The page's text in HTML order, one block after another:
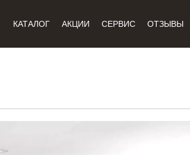
КАТАЛОГ АКЦИИ СЕРВИС ОТЗЫВЫ